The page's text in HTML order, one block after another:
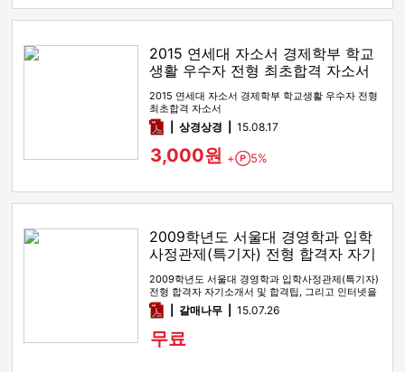
2015 연세대 자소서 경제학부 학교
생활 우수자 전형 최초합격 자소서
2015 연세대 자소서 경제학부 학교생활 우수자 전형
최초합격 자소서
pdf상경상경 15.08.17
3,000원 + Point
5%
2009학년도 서울대 경영학과 입학
사정관제(특기자) 전형 합격자 자기
소개서 및 합격팁
2009학년도 서울대 경영학과 입학사정관제(특기자)
전형 합격자 자기소개서 및 합격팁, 그리고 인터넷을
통해 받을 질문들을 …
pdf갈매나무 15.07.26
무료